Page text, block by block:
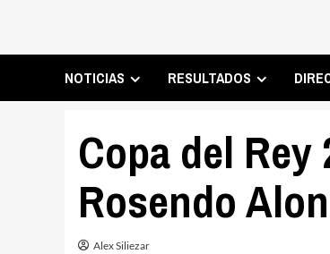
NOTICIAS RESULTADOS
Copa del
Rosendo
Alex Siliezar